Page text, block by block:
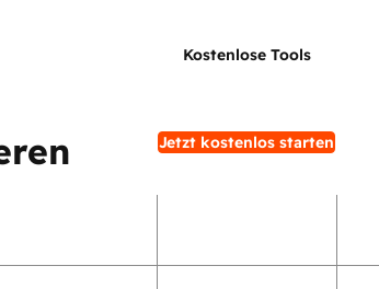
Jetzt kostenlos starten